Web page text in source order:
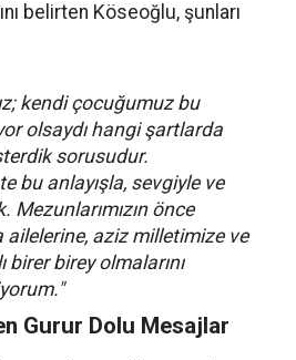
belirten Köseoğlu, şunları
kendi çocuğumuz bu
olsaydı hangi şartlarda
sorusudur.
bu anlayışla, sevgiyle ve
önce
ailelerine, aziz milletimize ve
birer birey olmalarını
Gurur Dolu Mesajlar